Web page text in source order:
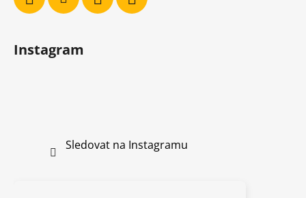
Instagram
Sledovat na Instagramu